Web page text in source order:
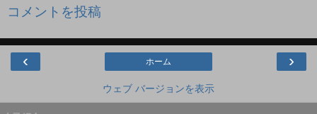
コメントを投稿
‹ ›
ホーム
ウェブ バージョンを表示